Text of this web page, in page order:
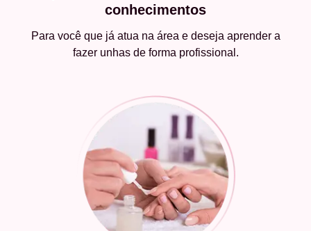
conhecimentos
Para você que já atua na área e deseja aprender a
fazer unhas de forma profissional.